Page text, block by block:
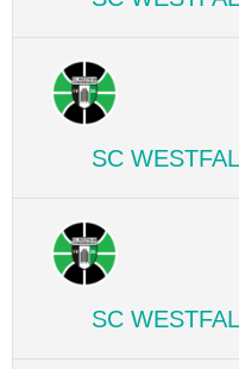
SC
SC